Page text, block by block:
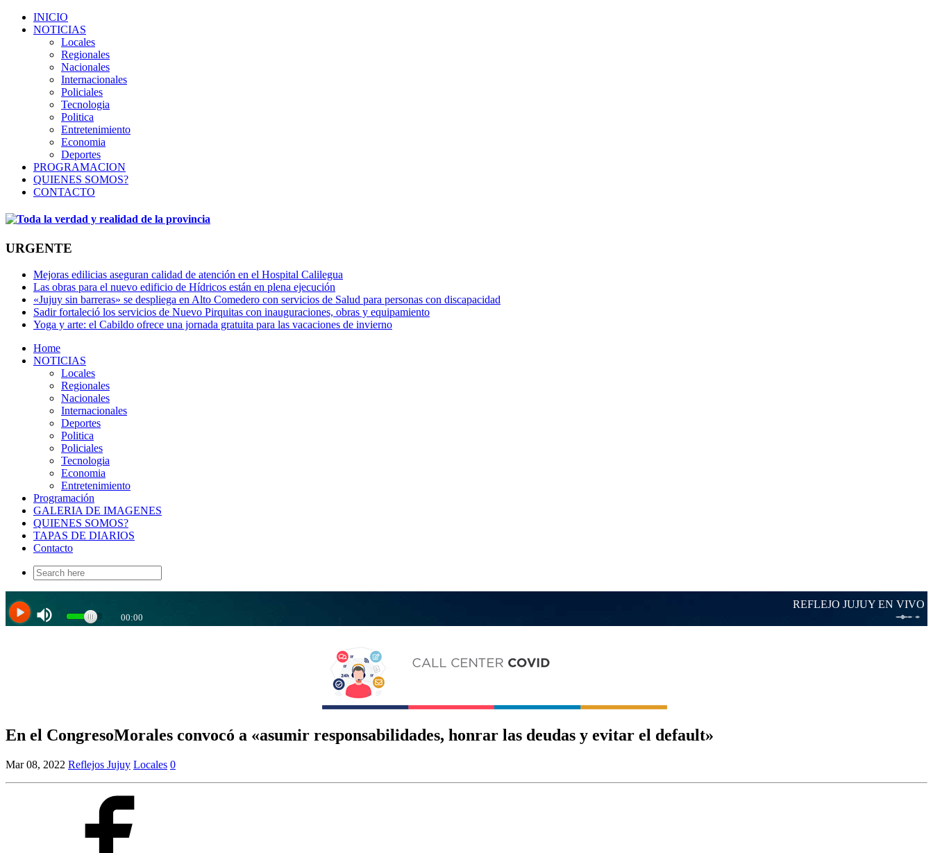
INICIO
NOTICIAS
Locales
Regionales
Nacionales
Internacionales
Policiales
Tecnologia
Politica
Entretenimiento
Economia
Deportes
PROGRAMACION
QUIENES SOMOS?
CONTACTO
URGENTE
Mejoras edilicias aseguran calidad de atención en el Hospital Calilegua
Las obras para el nuevo edificio de Hídricos están en plena ejecución
«Jujuy sin barreras» se despliega en Alto Comedero con servicios de Salud para personas con discapacidad
Sadir fortaleció los servicios de Nuevo Pirquitas con inauguraciones, obras y equipamiento
Yoga y arte: el Cabildo ofrece una jornada gratuita para las vacaciones de invierno
Home
NOTICIAS
Locales
Regionales
Nacionales
Internacionales
Deportes
Politica
Policiales
Tecnologia
Economia
Entretenimiento
Programación
GALERIA DE IMAGENES
QUIENES SOMOS?
TAPAS DE DIARIOS
Contacto
Search
for:
En el CongresoMorales convocó a «asumir responsabilidades, honrar las deudas y evitar el default»
Mar 08, 2022 Reflejos Jujuy Locales 0